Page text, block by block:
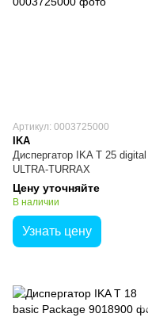
Артикул: 0003725000
IKA
Диспергатор IKA T 25 digital
ULTRA-TURRAX
Цену уточняйте
В наличии
Узнать цену